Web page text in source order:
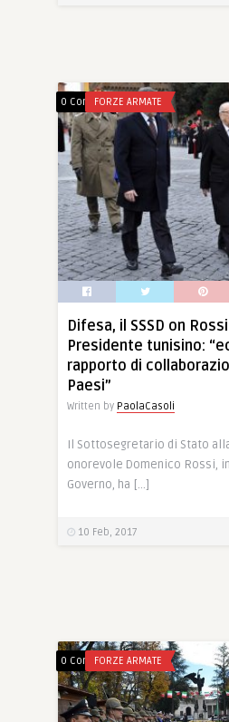
0 CommentsFORZE ARMATE
Difesa, il SSSD on
Presidente tunisino:
rapporto di
Paesi”
Written by PaolaCasoli
Il Sottosegretario di Stato alla
onorevole Domenico Rossi,
Governo, ha […]
10 Feb, 2017
0 CommentsFORZE ARMATE